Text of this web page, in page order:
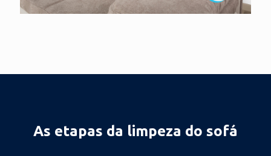
As etapas da limpeza do sofá